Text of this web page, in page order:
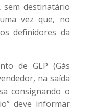
sem destinatário
vez que, no
definidores da
de GLP (Gás
na saída
consignando o
deve informar